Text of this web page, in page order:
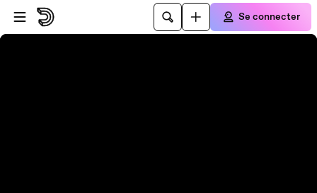
Passer au player
Passer au contenu principal
Se connecter